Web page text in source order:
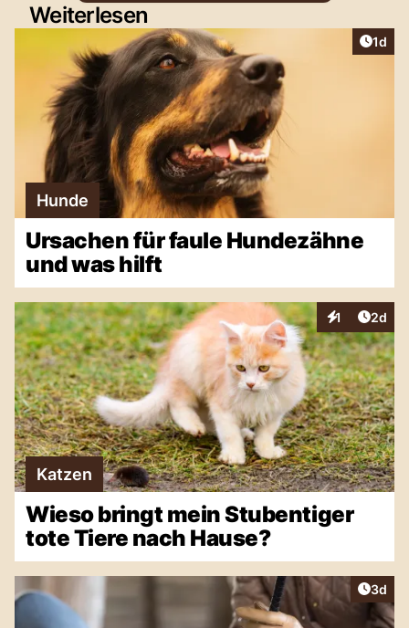
Weiterlesen
1d
Hunde
Ursachen für faule Hundezähne
und was hilft
1
Interaktionen
2d
Katzen
Wieso bringt mein Stubentiger
tote Tiere nach Hause?
3d